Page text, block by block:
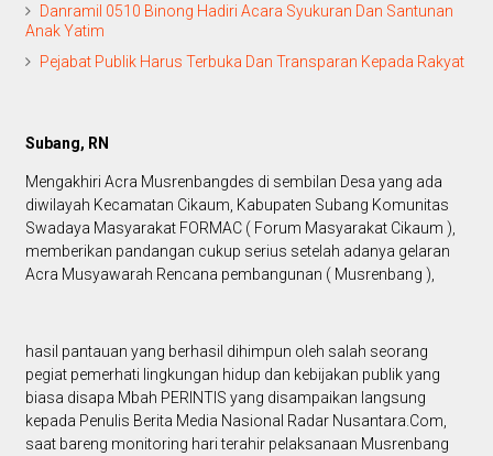
Danramil 0510 Binong Hadiri Acara Syukuran Dan Santunan
Anak Yatim
Pejabat Publik Harus Terbuka Dan Transparan Kepada Rakyat
Subang, RN
Mengakhiri Acra Musrenbangdes di sembilan Desa yang ada
diwilayah Kecamatan Cikaum, Kabupaten Subang Komunitas
Swadaya Masyarakat FORMAC ( Forum Masyarakat Cikaum ),
memberikan pandangan cukup serius setelah adanya gelaran
Acra Musyawarah Rencana pembangunan ( Musrenbang ),
hasil pantauan yang berhasil dihimpun oleh salah seorang
pegiat pemerhati lingkungan hidup dan kebijakan publik yang
biasa disapa Mbah PERINTIS yang disampaikan langsung
kepada Penulis Berita Media Nasional Radar Nusantara.Com,
saat bareng monitoring hari terahir pelaksanaan Musrenbang